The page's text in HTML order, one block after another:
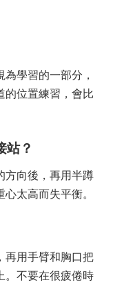
學習的一部分，
的位置練習，會比
站？
方向後，再用半蹲
太高而失平衡。
再用手臂和胸口把
。不要在很疲倦時